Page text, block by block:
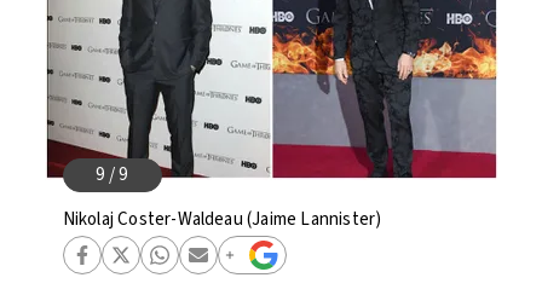
Nikolaj Coster-Waldeau (Jaime Lannister)